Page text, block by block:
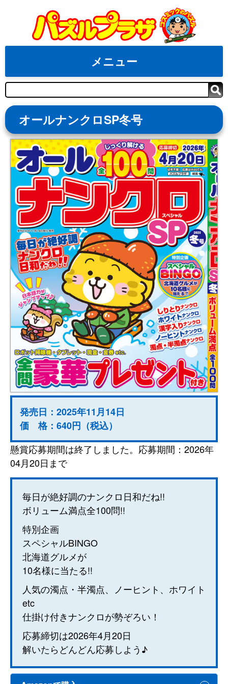
content
メニュー
検
索
オールナンクロSP冬号
発売日：2025年11月14日
価 格：640円（税込）
懸賞応募期間は終了しました。応募期間：2026年
04月20日まで
毎日が絶好調のナンクロ日和だね!!
ボリューム満点全100問!!
特別企画
スペシャルBINGO
北海道グルメが
10名様に当たる!!
人気の濁点・半濁点、ノーヒント、ホワイト
etc
仕掛け付きナンクロが勢ぞろい！
応募締切は2026年4月20日
解いたらどんどん応募しよう♪